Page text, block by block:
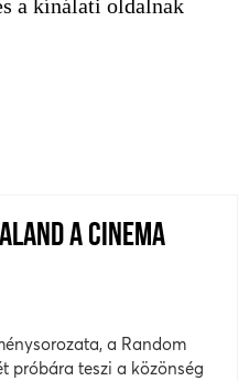
a kínálati oldalnak
A CINEMA
a Random
próbára teszi a közönség